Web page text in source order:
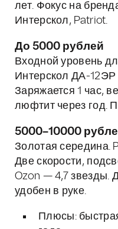
лет. Фокус на
Интерскол, Patriot.
До 5000 рублей
Входной уровень
Интерскол ДА-12ЭР
Заряжается 1 час,
люфтит через год.
5000–10000
Золотая середина.
Две скорости,
Ozon — 4,7 звезды.
удобен в руке.
Плюсы: